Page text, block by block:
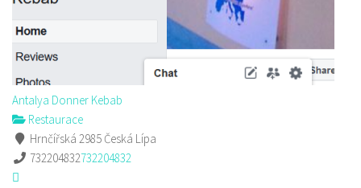
Antalya Donner Kebab
Restaurace
Hrnčířská 2985 Česká Lípa
732204832732204832